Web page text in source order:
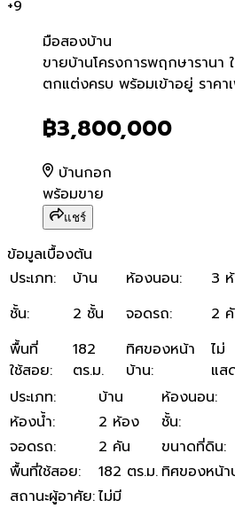
+9
มือสองบ้าน
ขายบ้านโครง
ขายบ้านโครงการพฤกษารานา
ตกแต่งครบ พร้อมเข้าอยู่ ราค
฿3,800,000
บ้านกอก
พร้อมขาย
แชร์
ข้อมูลเบื้องต้น
ประเภท: บ้าน ห้องนอน: 3
ชั้น: 2 ชั้น จอดรถ: 2
พื้นที่
ใช้สอย:
182
ตร.ม.
ทิศของหน้า
บ้าน:
ไม่
แส
ประเภท: บ้าน ห้องนอน:
ห้องน้ำ: 2 ห้อง ชั้น:
จอดรถ: 2 คัน ขนาดที่ดิน:
พื้นที่ใช้สอย: 182 ตร.ม. ทิศของหน้า
สถานะผู้อาศัย:ไม่มี